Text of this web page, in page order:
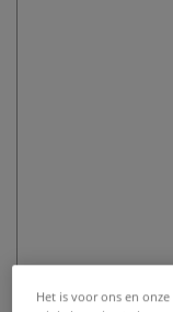
Het is voor ons en